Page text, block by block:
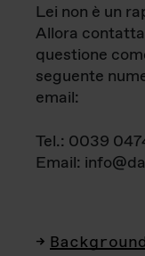
Lei non è un
Allora
questione
seguente
email:
Tel.: 0039
Email:
Background